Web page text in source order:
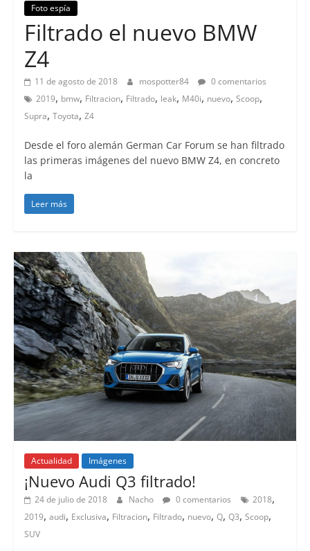
Foto espía
Filtrado el nuevo BMW
Z4
11 de agosto de 2018 mospotter84
0 comentarios
2019, bmw, Filtracion, Filtrado, leak, M40i, nuevo, Scoop,
Supra, Toyota, Z4
Desde el foro alemán German Car Forum se han filtrado
las primeras imágenes del nuevo BMW Z4, en concreto
la
Leer más
Actualidad Imágenes
¡Nuevo Audi Q3 filtrado!
24 de julio de 2018 Nacho 0 comentarios 2018,
2019, audi, Exclusiva, Filtracion, Filtrado, nuevo, Q, Q3, Scoop,
SUV